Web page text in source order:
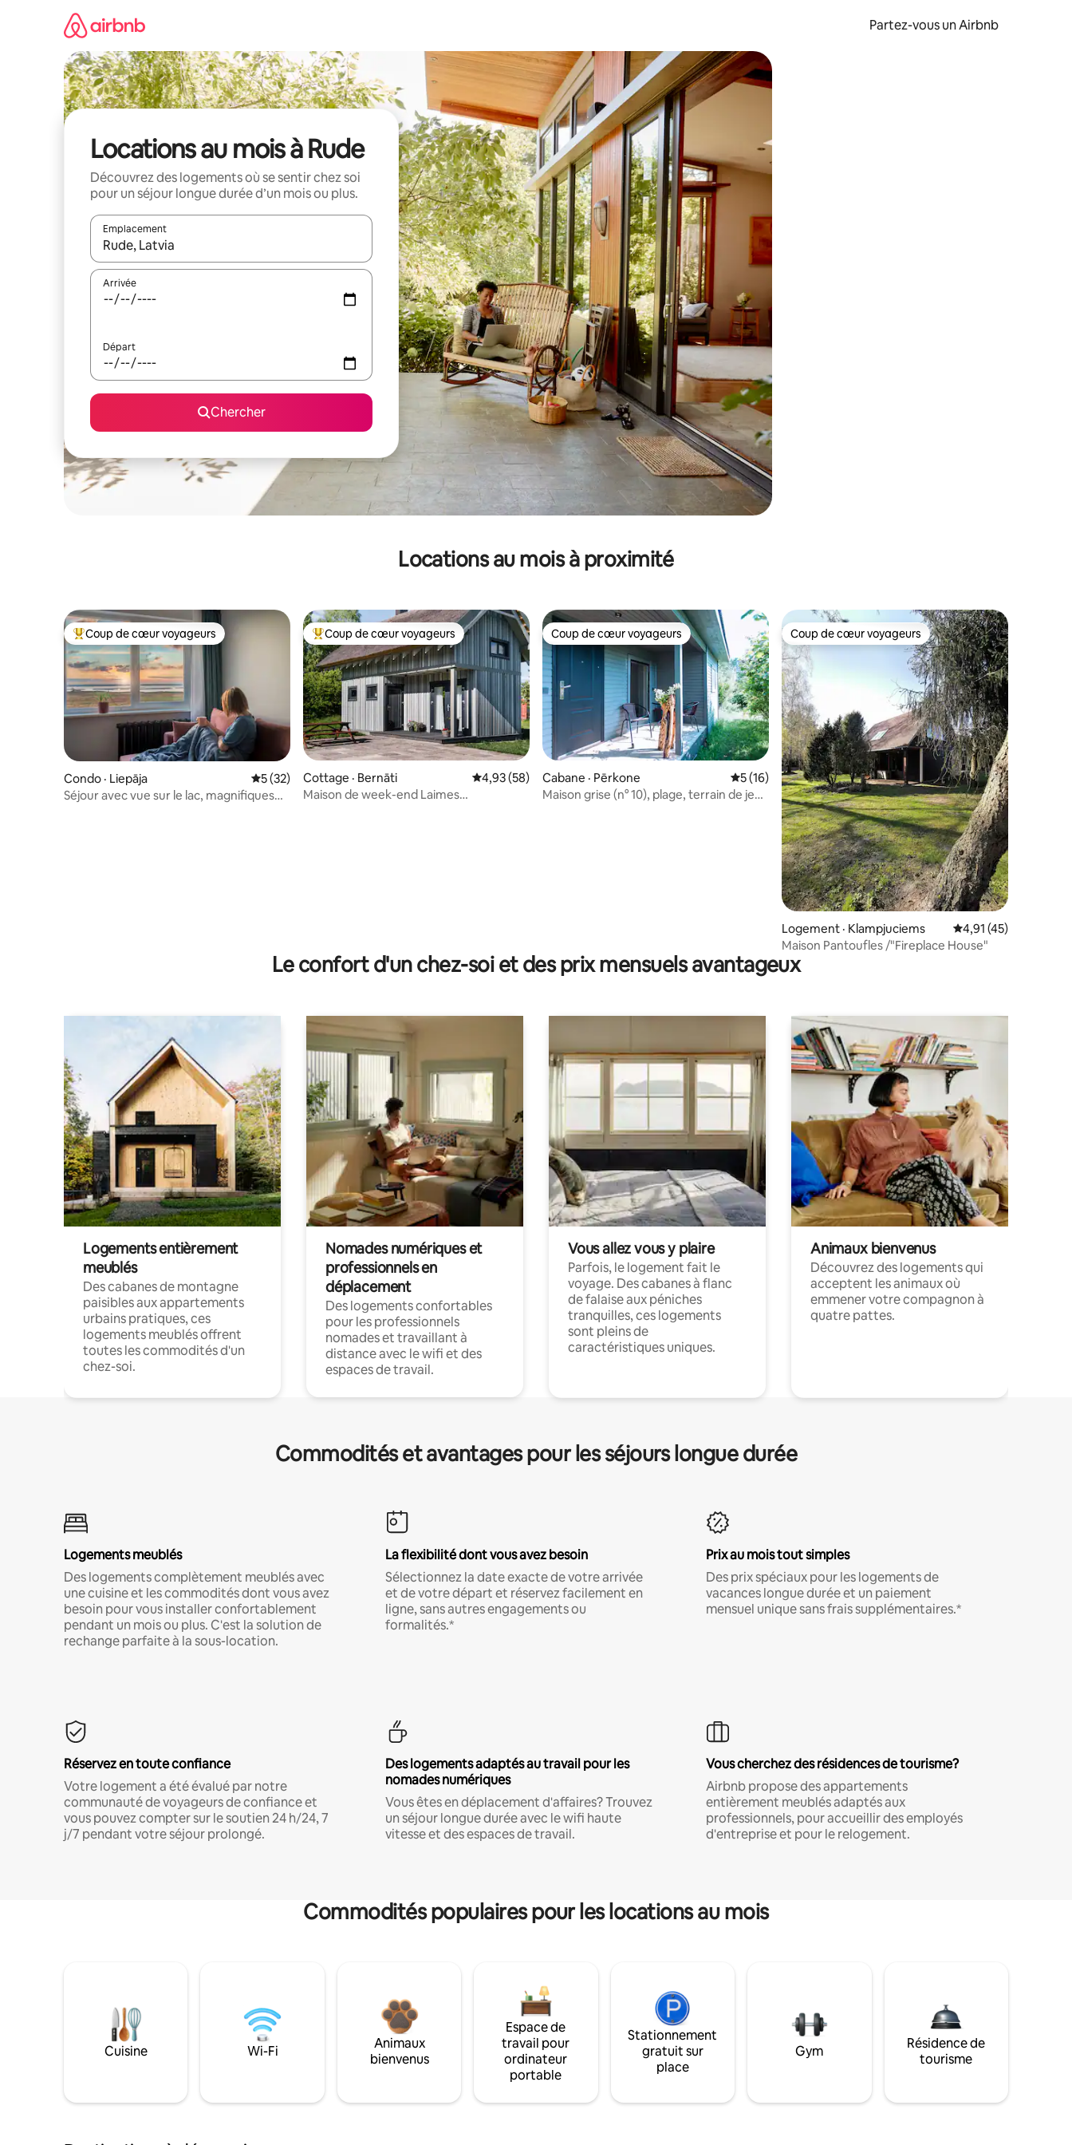
Partez-vous un Airbnb
Locations au mois à Rude
Découvrez des logements où se sentir chez soi
pour un séjour longue durée d’un mois ou plus.
Emplacement
Quand les résultats sont affichés, parcourez-les en utilisant les flèches vers le haut et vers le bas, ou en appuyant dessus et en les faisant glisser.
Arrivée
Départ
Chercher
Locations au mois à proximité
Coup de cœur voyageurs parmi les plus aimés
Coup de cœur voyageurs
Condo · Liepāja Note moyenne de 5 sur 5, 32 commentaires
5 (32)
Séjour avec vue sur le lac, magnifiques
Coup de cœur voyageurs parmi les plus aimés
Coup de cœur voyageurs
Cottage · Bernāti Note moyenne de 4,93 sur 5, 58 commentaires
4,93 (58)
Maison de week-end Laimes
Coup de cœur voyageurs
Coup de cœur voyageurs
Cabane · Pērkone Note moyenne de 5 sur 5, 16 commentaires
5 (16)
Maison grise (n° 10), plage, terrain de jeu,
Coup de cœur voyageurs
Coup de cœur voyageurs
Logement · Klampjuciems Note moyenne de
4,91 (45)
Maison Pantoufles /"Fireplace House"
Le confort d'un chez-soi et des prix mensuels avantageux
Logements entièrement
meublés
Des cabanes de montagne
paisibles aux appartements
urbains pratiques, ces
logements meublés offrent
toutes les commodités d'un
chez-soi.
Nomades numériques et
professionnels en
déplacement
Des logements confortables
pour les professionnels
nomades et travaillant à
distance avec le wifi et des
espaces de travail.
Vous allez vous y plaire
Parfois, le logement fait le
voyage. Des cabanes à flanc
de falaise aux péniches
tranquilles, ces logements
sont pleins de
caractéristiques uniques.
Animaux bienvenus
Découvrez des logements qui
acceptent les animaux où
emmener votre compagnon à
quatre pattes.
Commodités et avantages pour les séjours longue durée
Logements meublés
Des logements complètement meublés avec
une cuisine et les commodités dont vous avez
besoin pour vous installer confortablement
pendant un mois ou plus. C'est la solution de
rechange parfaite à la sous-location.
La flexibilité dont vous avez besoin
Sélectionnez la date exacte de votre arrivée
et de votre départ et réservez facilement en
ligne, sans autres engagements ou
formalités.*
Prix au mois tout simples
Des prix spéciaux pour les logements de
vacances longue durée et un paiement
mensuel unique sans frais supplémentaires.*
Réservez en toute confiance
Votre logement a été évalué par notre
communauté de voyageurs de confiance et
vous pouvez compter sur le soutien 24 h/24, 7
j/7 pendant votre séjour prolongé.
Des logements adaptés au travail pour les
nomades numériques
Vous êtes en déplacement d'affaires? Trouvez
un séjour longue durée avec le wifi haute
vitesse et des espaces de travail.
Vous cherchez des résidences de tourisme?
Airbnb propose des appartements
entièrement meublés adaptés aux
professionnels, pour accueillir des employés
d'entreprise et pour le relogement.
Commodités populaires pour les locations au mois
Cuisine Wi-Fi
Animaux
bienvenus
Espace de
travail pour
ordinateur
portable
Stationnement
gratuit sur
place
Gym
Résidence de
tourisme